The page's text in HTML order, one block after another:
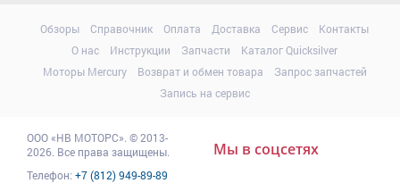
Обзоры Справочник Оплата Доставка Сервис
Контакты
О нас
Инструкции Запчасти
Каталог Quicksilver
Моторы Mercury
Возврат и обмен товара
Запрос запчастей
Запись на сервис
ООО«НВ МОТОРС» © 2013-
2026. Все права защищены.
Телефон: +7 (812) 949-89-89
Мы в соцсетях